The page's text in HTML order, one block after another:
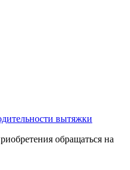
вытяжки
обращаться на